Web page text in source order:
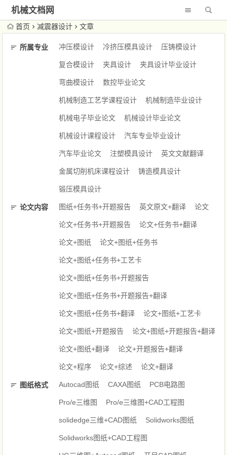
机械文档网
首页 减震器设计 文章
所属专业 冲压模设计 冷挤压模具设计 压铸模设计
复合模设计 夹具设计 夹具设计毕业设计
弯曲模设计 数控毕业论文
机械制造工艺学课程设计 机械制造毕业设计
机械电子毕业论文 机械设计毕业论文
机械设计课程设计 汽车专业毕业设计
汽车毕业论文 注塑模具设计 英文文献翻译
金属切削机床课程设计 铸造模具设计
锻压模具设计
论文内容 图纸+任务书+开题报告 英文原文+翻译 论文
论文+任务书+开题报告 论文+任务书+翻译
论文+图纸 论文+图纸+任务书
论文+图纸+任务书+工艺卡
论文+图纸+任务书+开题报告
论文+图纸+任务书+开题报告+翻译
论文+图纸+任务书+翻译 论文+图纸+工艺卡
论文+图纸+开题报告 论文+图纸+开题报告+翻译
论文+图纸+翻译 论文+开题报告+翻译
论文+程序 论文+综述 论文+翻译
图纸格式 Autocad图纸 CAXA图纸 PCB电路图
Pro/e三维图 Pro/e三维图+CAD工程图
solidedge三维+CAD图纸 Solidworks图纸
Solidworks图纸+CAD工程图